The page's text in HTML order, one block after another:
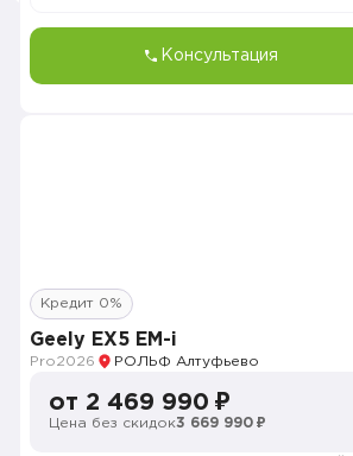
Консультация
Кредит 0%
Geely EX5 EM-i
Pro2026 РОЛЬФ Алтуфьево
от 2 469 990 ₽
Цена без скидок3 669 990 ₽